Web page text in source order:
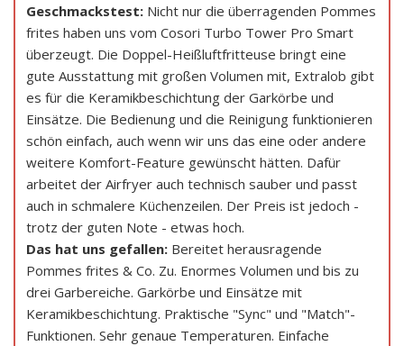
Geschmackstest: Nicht nur die überragenden Pommes
frites haben uns vom Cosori Turbo Tower Pro Smart
überzeugt. Die Doppel-Heißluftfritteuse bringt eine
gute Ausstattung mit großen Volumen mit, Extralob gibt
es für die Keramikbeschichtung der Garkörbe und
Einsätze. Die Bedienung und die Reinigung funktionieren
schön einfach, auch wenn wir uns das eine oder andere
weitere Komfort-Feature gewünscht hätten. Dafür
arbeitet der Airfryer auch technisch sauber und passt
auch in schmalere Küchenzeilen. Der Preis ist jedoch -
trotz der guten Note - etwas hoch.
Das hat uns gefallen: Bereitet herausragende
Pommes frites & Co. Zu. Enormes Volumen und bis zu
drei Garbereiche. Garkörbe und Einsätze mit
Keramikbeschichtung. Praktische "Sync" und "Match"-
Funktionen. Sehr genaue Temperaturen. Einfache